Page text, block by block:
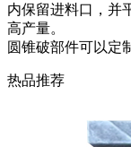
内保留进料口，并
高产量。
圆锥破部件可以定
热品推荐